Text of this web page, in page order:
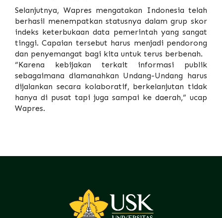
Selanjutnya, Wapres mengatakan Indonesia telah
berhasil menempatkan statusnya dalam grup skor
indeks keterbukaan data pemerintah yang sangat
tinggi. Capaian tersebut harus menjadi pendorong
dan penyemangat bagi kita untuk terus berbenah.
“Karena kebijakan terkait informasi publik
sebagaimana diamanahkan Undang-Undang harus
dijalankan secara kolaboratif, berkelanjutan tidak
hanya di pusat tapi juga sampai ke daerah,” ucap
Wapres.